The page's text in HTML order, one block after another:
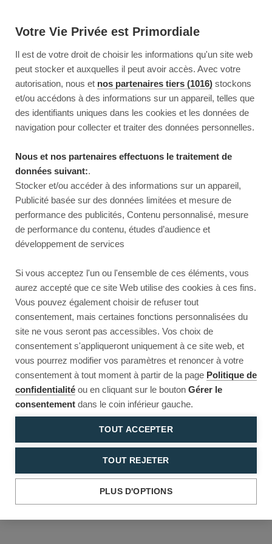
Votre Vie Privée est Primordiale
Il est de votre droit de choisir les informations qu'un site web
peut stocker et auxquelles il peut avoir accès. Avec votre
autorisation, nous et nos partenaires tiers (1016) stockons
et/ou accédons à des informations sur un appareil, telles que
des identifiants uniques dans les cookies et les données de
navigation pour collecter et traiter des données personnelles.
Nous et nos partenaires effectuons le traitement de
données suivant:.
Stocker et/ou accéder à des informations sur un appareil,
Publicité basée sur des données limitées et mesure de
performance des publicités, Contenu personnalisé, mesure
de performance du contenu, études d’audience et
développement de services
Si vous acceptez l'un ou l'ensemble de ces éléments, vous
aurez accepté que ce site Web utilise des cookies à ces fins.
Vous pouvez également choisir de refuser tout
consentement, mais certaines fonctions personnalisées du
site ne vous seront pas accessibles. Vos choix de
consentement s'appliqueront uniquement à ce site web, et
vous pourrez modifier vos paramètres et renoncer à votre
consentement à tout moment à partir de la page Politique de
confidentialité ou en cliquant sur le bouton Gérer le
consentement dans le coin inférieur gauche.
TOUT ACCEPTER
TOUT REJETER
PLUS D'OPTIONS
Reload to try again, or go back.
Reload Back